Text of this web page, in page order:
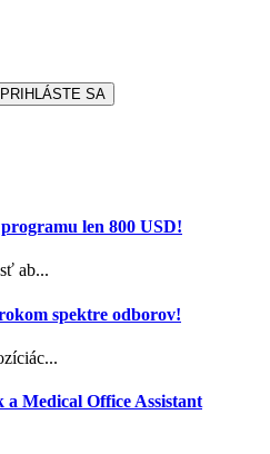
PRIHLÁSTE SA
len 800 USD!
ab...
spektre odborov!
Medical Office Assistant